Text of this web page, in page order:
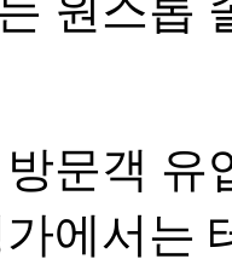
문객 유
에서는